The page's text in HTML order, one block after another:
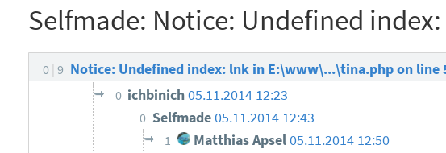
Selfmade: Notice: Undefined
0 9 Notice: Undefined index: lnk in E:\www\...\tina.php on line
0 ichbinich05.11.2014 12:23
0 Selfmade05.11.2014 12:43
1 Matthias Apsel05.11.2014 12:50